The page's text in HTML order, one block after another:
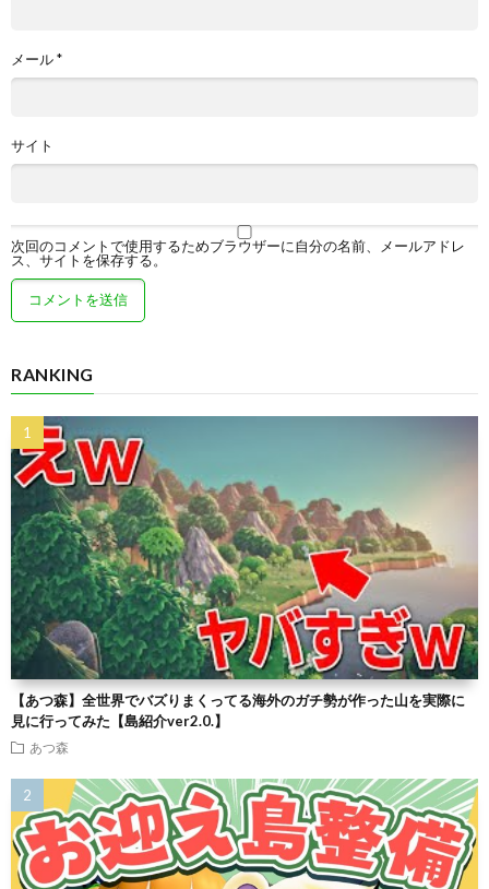
メール*
サイト
次回のコメントで使用するためブラウザーに自分の名前、メールアドレ
ス、サイトを保存する。
RANKING
【あつ森】全世界でバズりまくってる海外のガチ勢が作った山を実際に
見に行ってみた【島紹介ver2.0.】
あつ森